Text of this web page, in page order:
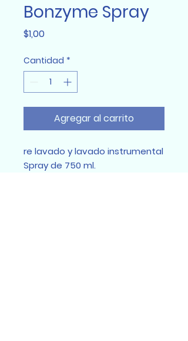
Bonzyme Spray
$1,00Precio
Cantidad *
Agregar al carrito
re lavado y lavado instrumental
Spray de 750 ml.